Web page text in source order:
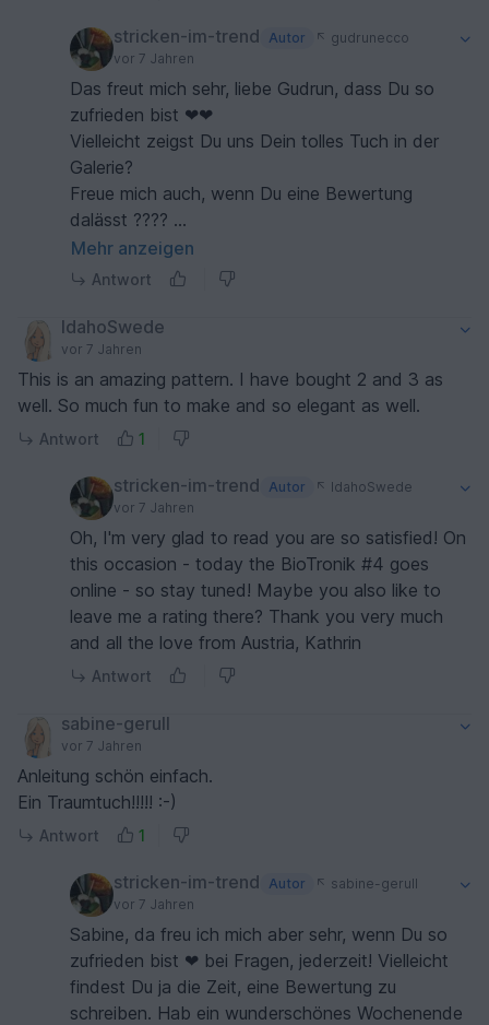
stricken-im-trend Autor
gudrunecco
vor 7 Jahren
Das freut mich sehr, liebe Gudrun, dass Du so
zufrieden bist ❤❤
Vielleicht zeigst Du uns Dein tolles Tuch in der
Galerie?
Freue mich auch, wenn Du eine Bewertung
dalässt ????
Alles Liebe, Kathrin
Mehr anzeigen
Antwort
IdahoSwede
vor 7 Jahren
This is an amazing pattern. I have bought 2 and 3 as
well. So much fun to make and so elegant as well.
Antwort 1
stricken-im-trend Autor
IdahoSwede
vor 7 Jahren
Oh, I'm very glad to read you are so satisfied! On
this occasion - today the BioTronik #4 goes
online - so stay tuned! Maybe you also like to
leave me a rating there? Thank you very much
and all the love from Austria, Kathrin
Antwort
sabine-gerull
vor 7 Jahren
Anleitung schön einfach.
Ein Traumtuch!!!!! :-)
Antwort 1
stricken-im-trend Autor
sabine-gerull
vor 7 Jahren
Sabine, da freu ich mich aber sehr, wenn Du so
zufrieden bist ❤ bei Fragen, jederzeit! Vielleicht
findest Du ja die Zeit, eine Bewertung zu
schreiben. Hab ein wunderschönes Wochenende